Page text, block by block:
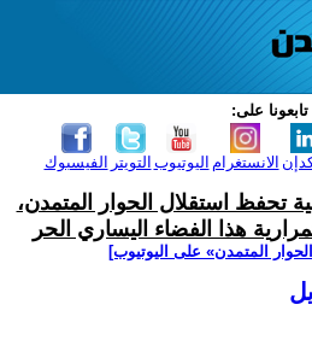
تابعونا على:
الفيسبوك التويتر اليوتيوب الانستغرام
تحفظ استقلال الحوار المتمدن،
هذا الفضاء اليساري الحر
المتمدن» على اليوتيوب]